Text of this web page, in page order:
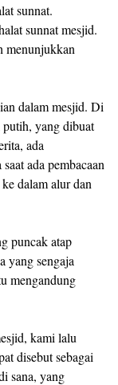
sunnat.
sunnat mesjid.
menunjukkan
dalam mesjid. Di
yang dibuat
ada
ada pembacaan
dalam alur dan
puncak atap
yang sengaja
mengandung
kami lalu
disebut sebagai
sana, yang